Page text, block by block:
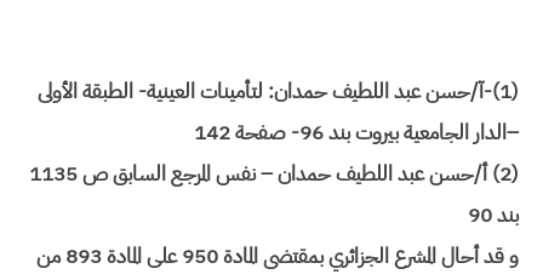
(1)-آ/حسن عبد اللطيف حمدان: لتأمينات العينية- الطبقة الأولى
–الدار الجامعية بيروت بند 96- صفحة 142
(2) أ/حسن عبد اللطيف حمدان – نفس المرجع السابق ص 1135
بند 90
و قد أحال المشرع الجزائري بمقتضى المادة 950 على المادة 893 من